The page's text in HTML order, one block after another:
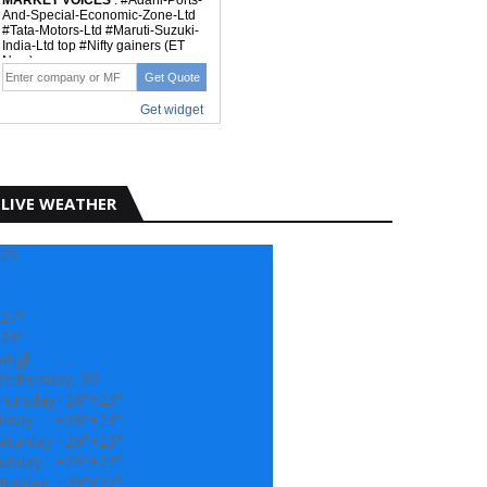
LIVE WEATHER
25
27°
23°
05
+28°+23°
+28°+23°
+29°+23°
+29°+22°
+29°+22°